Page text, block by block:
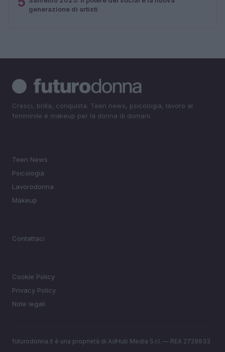
generazione di artisti
Cresci, brilla, conquista. Teen news, psicologia, lavoro al
femminile e makeup per la donna di domani.
Teen News
Psicologia
Lavorodonna
Makeup
Contattaci
Cookie Policy
Privacy Policy
Note legali
futurodonna.it è una proprietà di AdHub Media S.r.l. — REA 2729933